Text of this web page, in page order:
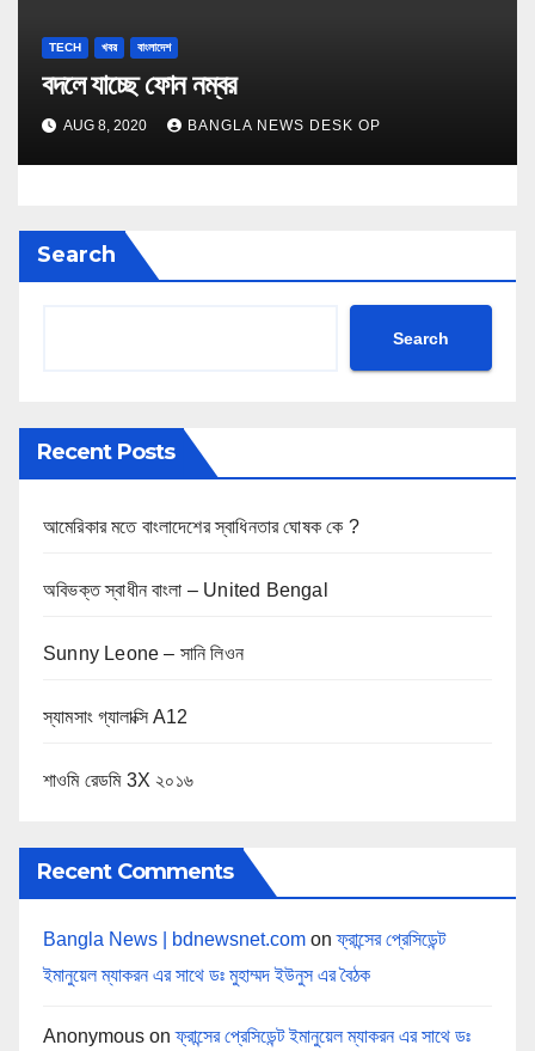
TECH খবর বাংলাদেশ
বদলে যাচ্ছে ফোন নম্বর
AUG 8, 2020 BANGLA NEWS DESK OP
Search
Search
Recent Posts
আমেরিকার মতে বাংলাদেশের স্বাধিনতার ঘোষক কে ?
অবিভক্ত স্বাধীন বাংলা – United Bengal
Sunny Leone – সানি লিওন
স্যামসাং গ্যালাক্সি A12
শাওমি রেডমি 3X ২০১৬
Recent Comments
Bangla News | bdnewsnet.com onফ্রান্সের প্রেসিডেন্ট
ইমানুয়েল ম্যাকরন এর সাথে ডঃ মুহাম্মদ ইউনুস এর বৈঠক
Anonymous onফ্রান্সের প্রেসিডেন্ট ইমানুয়েল ম্যাকরন এর সাথে ডঃ